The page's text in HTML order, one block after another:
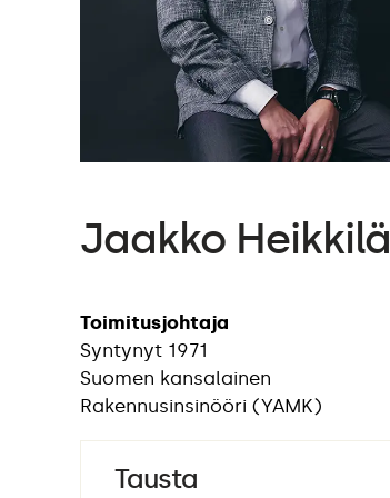
Jaakko Heikkilä
Toimitusjohtaja
Syntynyt 1971
Suomen kansalainen
Rakennusinsinööri (YAMK)
Tausta